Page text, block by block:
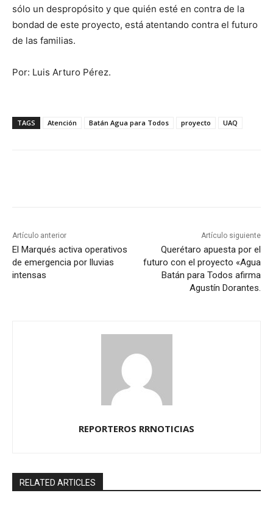
sólo un despropósito y que quién esté en contra de la
bondad de este proyecto, está atentando contra el futuro
de las familias.
Por: Luis Arturo Pérez.
TAGS Atención Batán Agua para Todos proyecto UAQ
Artículo anterior
El Marqués activa operativos
de emergencia por lluvias
intensas
Artículo siguiente
Querétaro apuesta por el
futuro con el proyecto «Agua
Batán para Todos afirma
Agustín Dorantes.
REPORTEROS RRNOTICIAS
RELATED ARTICLES